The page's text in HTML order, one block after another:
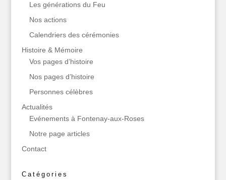
Les générations du Feu
Nos actions
Calendriers des cérémonies
Histoire & Mémoire
Vos pages d’histoire
Nos pages d’histoire
Personnes célèbres
Actualités
Evénements à Fontenay-aux-Roses
Notre page articles
Contact
Catégories